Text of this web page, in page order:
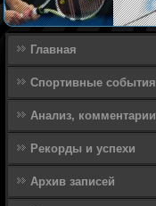
Главная
Спортивные события
Анализ, комментарии
Рекорды и успехи
Архив записей